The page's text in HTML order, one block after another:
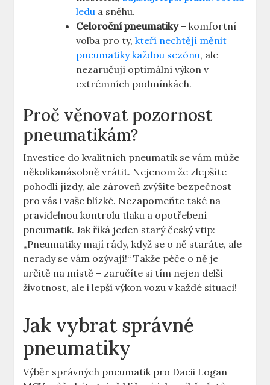
ledu a sněhu.
Celoroční pneumatiky– komfortní
volba pro ty,kteří nechtějí měnit
pneumatiky každou sezónu, ale
nezaručují optimální výkon v
extrémních podmínkách.
Proč věnovat pozornost
pneumatikám?
Investice do kvalitních pneumatik se vám může
několikanásobně vrátit. Nejenom že zlepšíte
pohodlí jízdy, ale zároveň zvýšíte bezpečnost
pro vás i vaše blízké. Nezapomeňte také na
pravidelnou kontrolu tlaku a opotřebení
pneumatik. Jak říká jeden starý český vtip:
„Pneumatiky mají rády, když se o ně staráte, ale
nerady se vám ozývají!“ Takže péče o ně je
určitě na místě – zaručíte si tím nejen delší
životnost, ale i lepší výkon vozu v každé situaci!
Jak vybrat správné
pneumatiky
Výběr správných pneumatik pro Dacii Logan